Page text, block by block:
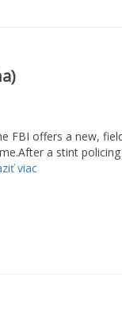
FBI offers a new,
a stint
viac